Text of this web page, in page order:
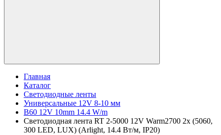
Главная
Каталог
Светодиодные ленты
Универсальные 12V 8-10 мм
B60 12V 10mm 14.4 W/m
Светодиодная лента RT 2-5000 12V Warm2700 2x (5060,
300 LED, LUX) (Arlight, 14.4 Вт/м, IP20)